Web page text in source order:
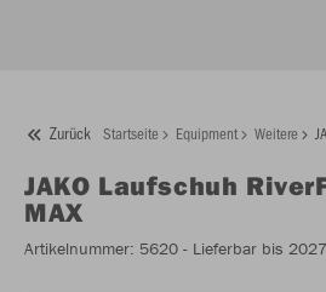
Zurück Startseite Equipment Weitere
JAKO Laufschuh
MAX
Artikelnummer: 5620 - Lieferbar bis 2027